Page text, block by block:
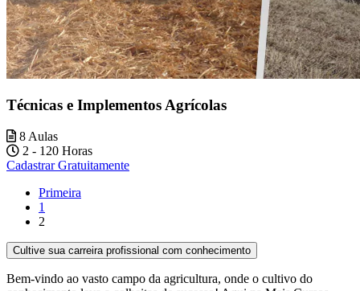
Técnicas e Implementos Agrícolas
8 Aulas
2 - 120 Horas
Cadastrar Gratuitamente
Primeira
1
2
Cultive sua carreira profissional com conhecimento
Bem-vindo ao vasto campo da agricultura, onde o cultivo do